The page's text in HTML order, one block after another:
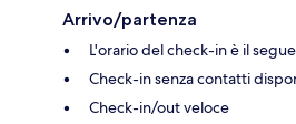
Arrivo/partenza
L'orario del check-in è il
Check-in senza contatti
Check-in/out veloce